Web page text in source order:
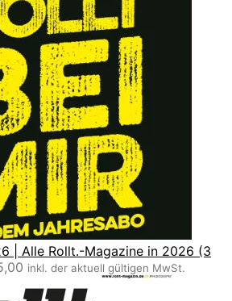
| Alle Rollt.-Magazine in 2026 (3
inkl. der aktuell gültigen MwSt.